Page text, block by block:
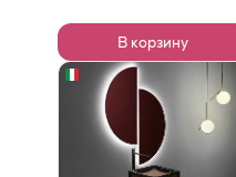
цвет черный матовый
В корзину